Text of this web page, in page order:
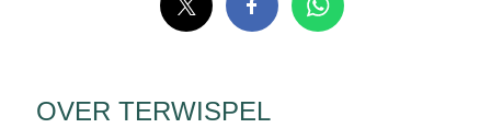
OVER TERWISPEL